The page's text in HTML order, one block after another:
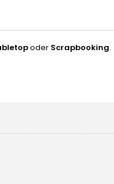
oder Scrapbooking.